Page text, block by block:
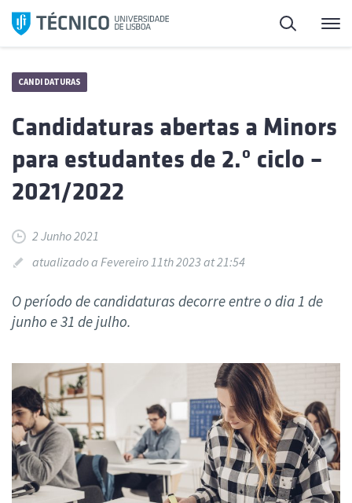
Saltar
para
Pesquisa
CANDIDATURAS
Candidaturas abertas a Minors
para estudantes de 2.º ciclo –
2021/2022
2 Junho 2021
atualizado a Fevereiro 11th 2023 at 21:54
O período de candidaturas decorre entre o dia 1 de
junho e 31 de julho.